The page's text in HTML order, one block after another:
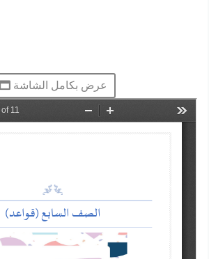
عرض بكامل الشاشة